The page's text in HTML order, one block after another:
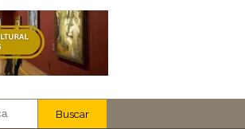
Buscar